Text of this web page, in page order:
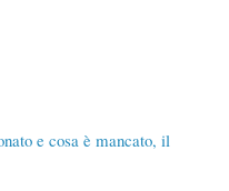
e cosa è mancato, il